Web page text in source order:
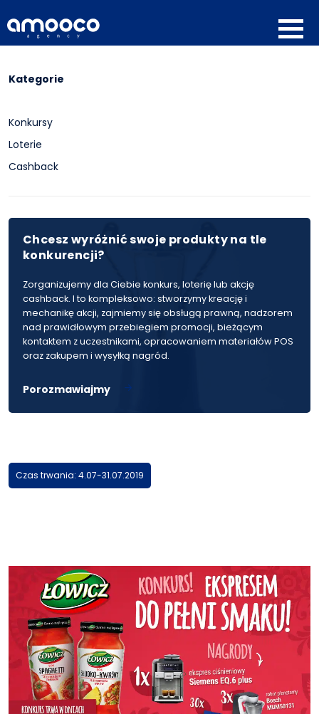
Kategorie
Konkursy
Loterie
Cashback
Chcesz wyróżnić swoje produkty na tle
konkurencji?
Zorganizujemy dla Ciebie konkurs, loterię lub akcję
cashback. I to kompleksowo: stworzymy kreację i
mechanikę akcji, zajmiemy się obsługą prawną, nadzorem
nad prawidłowym przebiegiem promocji, bieżącym
kontaktem z uczestnikami, opracowaniem materiałów POS
oraz zakupem i wysyłką nagród.
Porozmawiajmy
Czas trwania: 4.07-31.07.2019